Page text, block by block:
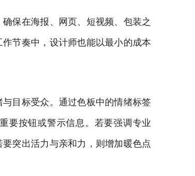
保在海报、网页、短视频、包装之
节奏中，设计师也能以最小的成本
目标受众。通过色板中的情绪标签
要按钮或警示信息。若要强调专业
突出活力与亲和力，则增加暖色点